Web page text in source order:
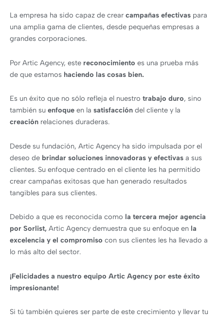
La empresa ha sido capaz de crear campañas efectivas para
una amplia gama de clientes, desde pequeñas empresas a
grandes corporaciones.
Por Artic Agency, este reconocimiento es una prueba más
de que estamos haciendo las cosas bien.
Es un éxito que no sólo refleja el nuestro trabajo duro, sino
también su enfoque en la satisfacción del cliente y la
creación relaciones duraderas.
Desde su fundación, Artic Agency ha sido impulsada por el
deseo de brindar soluciones innovadoras y efectivas a sus
clientes. Su enfoque centrado en el cliente les ha permitido
crear campañas exitosas que han generado resultados
tangibles para sus clientes.
Debido a que es reconocida como la tercera mejor agencia
por Sorlist, Artic Agency demuestra que su enfoque en la
excelencia y el compromiso con sus clientes les ha llevado a
lo más alto del sector.
¡Felicidades a nuestro equipo Artic Agency por este éxito
impresionante!
Si tú también quieres ser parte de este crecimiento y llevar tu